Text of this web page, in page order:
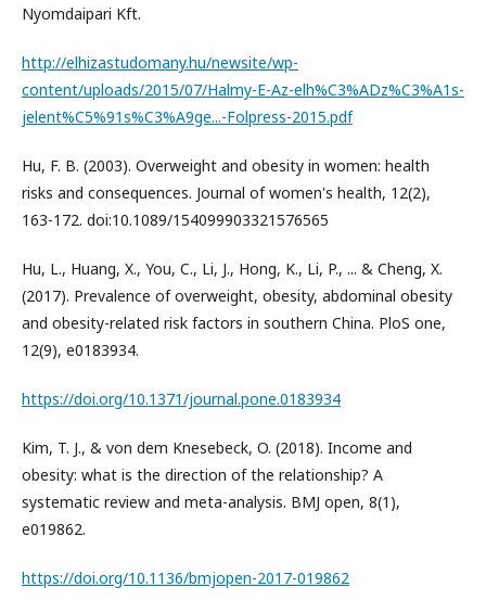
Nyomdaipari Kft.
http://elhizastudomany.hu/newsite/wp-
content/uploads/2015/07/Halmy-E-Az-elh%C3%ADz%C3%A1s-
jelent%C5%91s%C3%A9ge...-Folpress-2015.pdf
Hu, F. B. (2003). Overweight and obesity in women: health
risks and consequences. Journal of women's health, 12(2),
163-172. doi:10.1089/154099903321576565
Hu, L., Huang, X., You, C., Li, J., Hong, K., Li, P., ... & Cheng, X.
(2017). Prevalence of overweight, obesity, abdominal obesity
and obesity-related risk factors in southern China. PloS one,
12(9), e0183934.
https://doi.org/10.1371/journal.pone.0183934
Kim, T. J., & von dem Knesebeck, O. (2018). Income and
obesity: what is the direction of the relationship? A
systematic review and meta-analysis. BMJ open, 8(1),
e019862.
https://doi.org/10.1136/bmjopen-2017-019862